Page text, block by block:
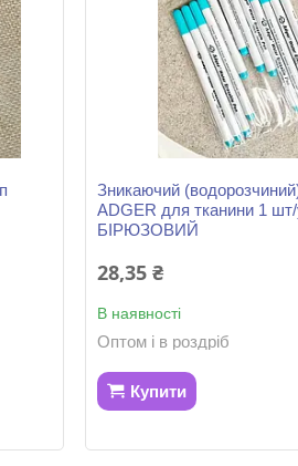
Зникаючий
ADGER для тканини 1
БІРЮЗОВИЙ
28,35 ₴
В наявності
Оптом і в роздріб
Купити